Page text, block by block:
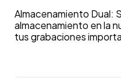
Almacenamiento Dual:
almacenamiento en la
tus grabaciones